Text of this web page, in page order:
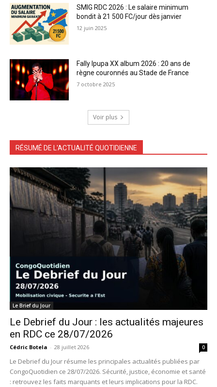
SMIG RDC 2026 : Le salaire minimum
bondit à 21 500 FC/jour dès janvier
12 juin 2025
Fally Ipupa XX album 2026 : 20 ans de
règne couronnés au Stade de France
7 octobre 2025
Voir plus
RÉSUMÉ DE L'ACTUALITÉ QUOTIDIENNE
Le Brief du Jour
Le Debrief du Jour : les actualités majeures
en RDC ce 28/07/2026
Cédric Botela - 28 juillet 2026 0
Le Debrief du Jour résume les principales actualités publiées par
CongoQuotidien ce 28/07/2026. Sécurité, justice, économie et santé
: retrouvez les faits marquants et leurs implications pour la RDC.